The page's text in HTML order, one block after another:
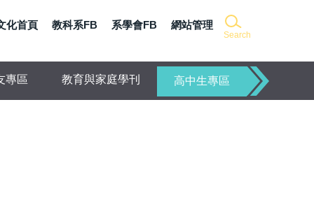
Search
化首頁 教科系FB 系學會FB 網站管理
專區 教育與家庭學刊 高中生專區